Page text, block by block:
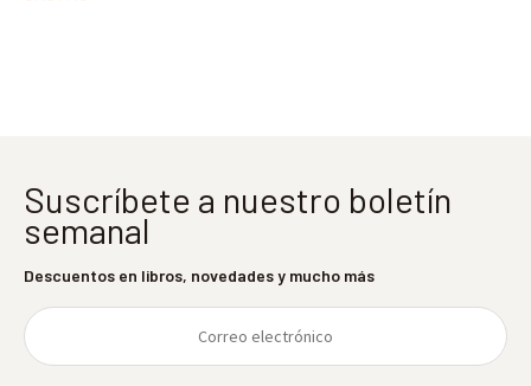
Suscríbete a nuestro boletín
semanal
Descuentos en libros, novedades y mucho más